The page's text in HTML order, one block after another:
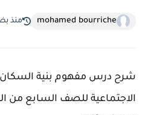
mohamed bourriche منذ
شرح درس مفهوم بنية السكان
الاجتماعية للصف السابع من